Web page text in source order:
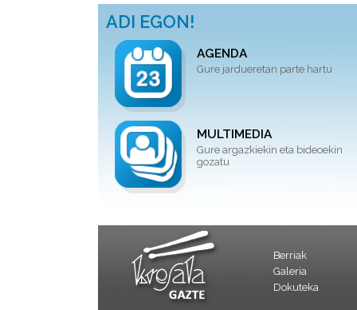
ADI EGON!
AGENDA
Gure jardueretan parte hartu
MULTIMEDIA
Gure argazkiekin eta bideoekin
gozatu
Berriak
Galeria
Dokuteka